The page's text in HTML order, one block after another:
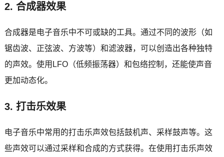
2. 合成器效果
合成器是电子音乐中不可或缺的工具。通过不同的波形（如
锯齿波、正弦波、方波等）和滤波器，可以创造出各种独特
的声效。使用LFO（低频振荡器）和包络控制，还能使声音
更加动态化。
3. 打击乐效果
电子音乐中常用的打击乐声效包括鼓机声、采样鼓声等。这
些声效可以通过采样和合成的方式获得。在使用打击乐声效